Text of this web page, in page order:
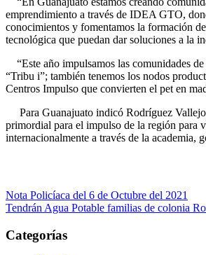
emprendimiento a través de IDEA GTO,
conocimientos y fomentamos la formación
tecnológica que puedan dar soluciones a la
“Este año impulsamos las comunidades
“Tribu i”; también tenemos los nodos
Centros Impulso que convierten el pet en
Para Guanajuato indicó Rodríguez
primordial para el impulso de la región para
internacionalmente a través de la academia,
Navegación
de
entradas
Nota Policíaca del 6 de Octubre del 2021
Tendrán Agua Potable familias de colonia
Categorías